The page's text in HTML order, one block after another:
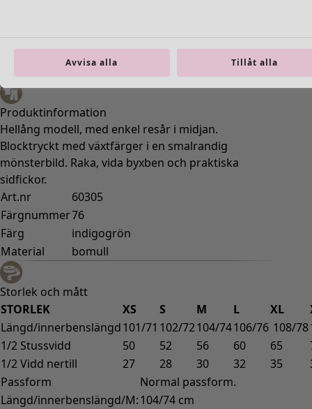
Öppet köp i 30 dagar.
Levereras om 3-5 arbetsdagar, förutsatt att varan
finns i lager.
Produktinformation
Hellång modell, med enkel resår i midjan.
Blocktryckt med växtfärger i en smalrandig
mönsterbild. Raka, vida byxben och praktiska
sidfickor.
Art.nr
60305
Färgnummer76
Färg
indigogrön
Material
bomull
Storlek och mått
STORLEK
XS S M L XL
Längd/innerbenslängd101/71 102/72104/74106/76 108/78
1/2 Stussvidd
50 52 56 60 65
1/2 Vidd nertill
27 28 30 32 35
Passform
Normal passform.
Längd/innerbenslängd/M:104/74 cm
Avvisa alla Tillåt alla